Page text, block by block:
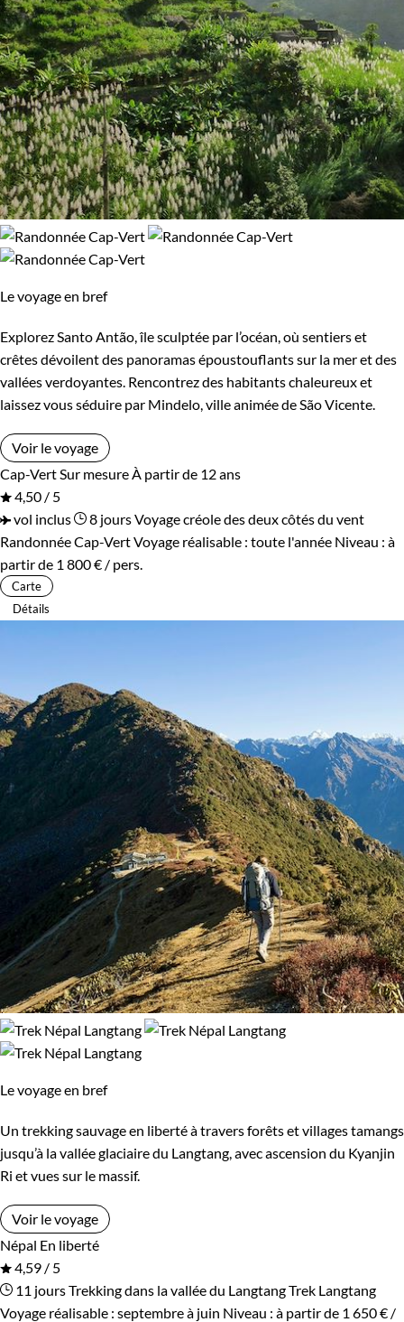
Le voyage en bref
Explorez Santo Antão, île sculptée par l’océan, où sentiers et
crêtes dévoilent des panoramas époustouflants sur la mer et des
vallées verdoyantes. Rencontrez des habitants chaleureux et
laissez vous séduire par Mindelo, ville animée de São Vicente.
Voir le voyage
Cap-Vert Sur mesure À partir de 12 ans
4,50 / 5
vol inclus
8 joursVoyage créole des deux côtés du vent
Randonnée Cap-VertVoyage réalisable : toute l'année Niveau : à
partir de 1 800 € / pers.
Carte
Détails
Le voyage en bref
Un trekking sauvage en liberté à travers forêts et villages tamangs
jusqu’à la vallée glaciaire du Langtang, avec ascension du Kyanjin
Ri et vues sur le massif.
Voir le voyage
Népal En liberté
4,59 / 5
11 joursTrekking dans la vallée du LangtangTrek Langtang
Voyage réalisable : septembre à juin Niveau : à partir de 1 650 € /